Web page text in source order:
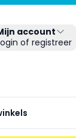
account
of registreer